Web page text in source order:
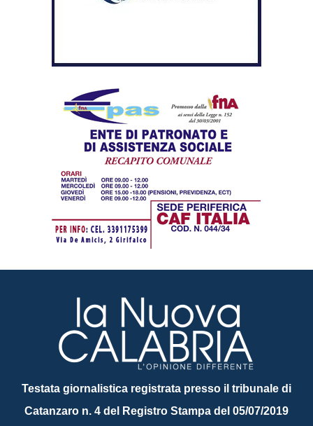
Testata giornalistica registrata presso il tribunale di
Catanzaro n. 4 del Registro Stampa del 05/07/2019